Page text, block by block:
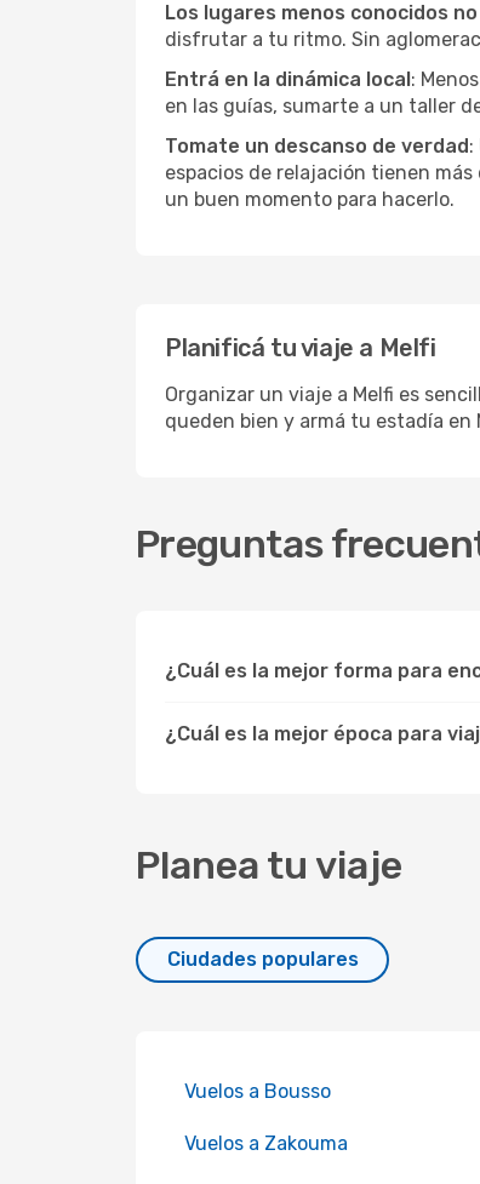
Los lugares menos conocidos
disfrutar a tu ritmo. Sin
Entrá en la dinámica local:
en las guías, sumarte a un taller
Tomate un descanso de verdad:
espacios de relajación tienen
un buen momento para hacerlo.
Planificá tu viaje a Melfi
Organizar un viaje a Melfi es
queden bien y armá tu estadía en
Preguntas
¿Cuál es la mejor forma para
¿Cuál es la mejor época para
Planea tu viaje
Ciudades populares
Vuelos a Bousso
Vuelos a Zakouma